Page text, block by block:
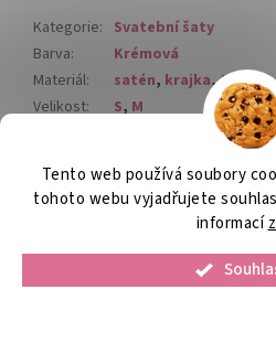
Tento web používá soubory
tohoto webu vyjadřujete
informací
Kategorie: Svatební šaty
Barva:
Krémová
Materiál: satén, krajka,tyl
Velikost: S, M
.